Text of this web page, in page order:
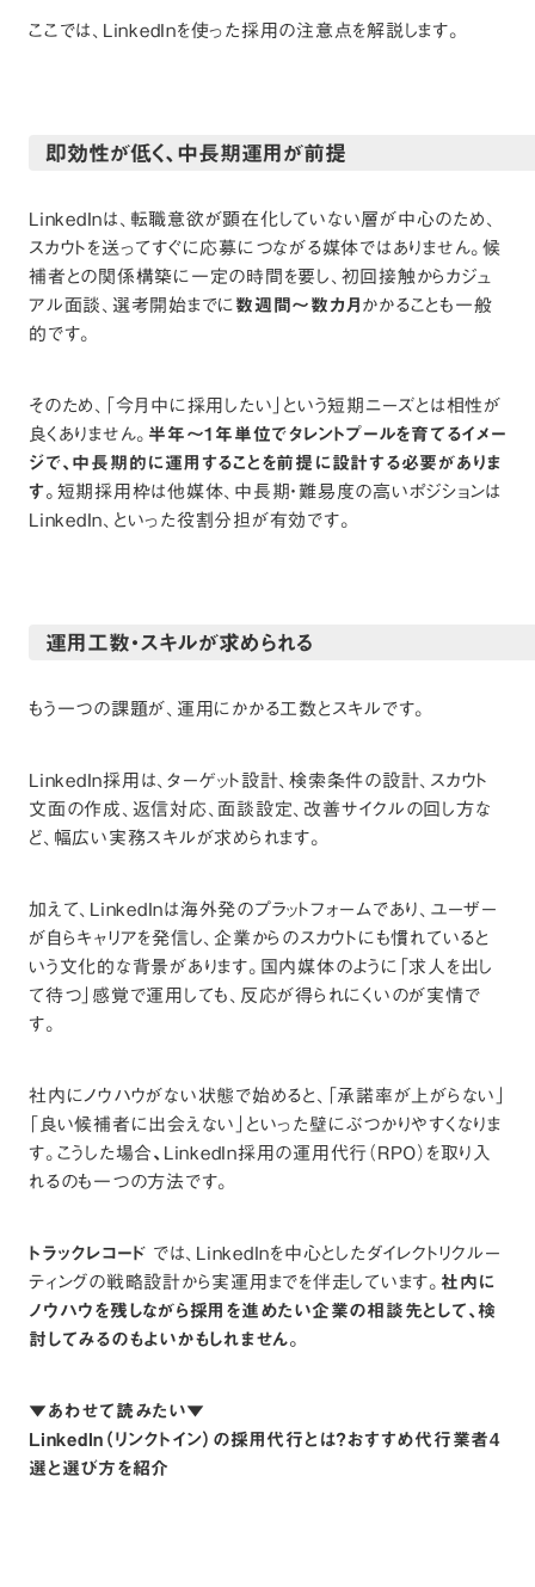
ここでは、LinkedInを使った採用の注意点を解説します。
即効性が低く、中長期運用が前提
LinkedInは、転職意欲が顕在化していない層が中心のため、
スカウトを送ってすぐに応募につながる媒体ではありません。候
補者との関係構築に一定の時間を要し、初回接触からカジュ
アル面談、選考開始までに数週間〜数カ月かかることも一般
的です。
そのため、「今月中に採用したい」という短期ニーズとは相性が
良くありません。半年〜1年単位でタレントプールを育てるイメー
ジで、中長期的に運用することを前提に設計する必要がありま
す。短期採用枠は他媒体、中長期・難易度の高いポジションは
LinkedIn、といった役割分担が有効です。
運用工数・スキルが求められる
もう一つの課題が、運用にかかる工数とスキルです。
LinkedIn採用は、ターゲット設計、検索条件の設計、スカウト
文面の作成、返信対応、面談設定、改善サイクルの回し方な
ど、幅広い実務スキルが求められます。
加えて、LinkedInは海外発のプラットフォームであり、ユーザー
が自らキャリアを発信し、企業からのスカウトにも慣れていると
いう文化的な背景があります。国内媒体のように「求人を出し
て待つ」感覚で運用しても、反応が得られにくいのが実情で
す。
社内にノウハウがない状態で始めると、「承諾率が上がらない」
「良い候補者に出会えない」といった壁にぶつかりやすくなりま
す。こうした場合、LinkedIn採用の運用代行（RPO）を取り入
れるのも一つの方法です。
トラックレコード では、LinkedInを中心としたダイレクトリクルー
ティングの戦略設計から実運用までを伴走しています。社内に
ノウハウを残しながら採用を進めたい企業の相談先として、検
討してみるのもよいかもしれません。
▼あわせて読みたい▼
LinkedIn（リンクトイン）の採用代行とは？おすすめ代行業者4
選と選び方を紹介